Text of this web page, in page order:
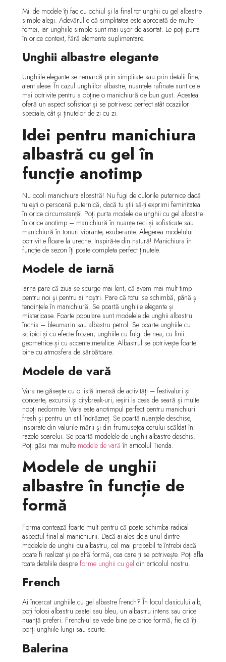
Mii de modele îți fac cu ochiul și la final tot unghii cu gel albastre
simple alegi. Adevărul e că simplitatea este apreciată de multe
femei, iar unghiile simple sunt mai ușor de asortat. Le poți purta
în orice context, fără elemente suplimentare.
Unghii albastre elegante
Unghiile elegante se remarcă prin simplitate sau prin detalii fine,
atent alese. În cazul unghiilor albastre, nuanțele rafinate sunt cele
mai potrivite pentru a obține o manichiură de bun gust. Acestea
oferă un aspect sofisticat și se potrivesc perfect atât ocaziilor
speciale, cât și ținutelor de zi cu zi.
Idei pentru manichiura
albastră cu gel în
funcție anotimp
Nu ocoli manichiura albastră! Nu fugi de culorile puternice dacă
tu ești o persoană puternică, dacă tu știi să-ți exprimi feminitatea
în orice circumstanță! Poți purta modele de unghii cu gel albastre
în orice anotimp – manichiură în nuanțe reci și sofisticate sau
manichiură în tonuri vibrante, exuberante. Alegerea modelului
potrivit e floare la ureche. Inspiră-te din natură! Manichiura în
funcție de sezon îți poate completa perfect ținutele.
Modele de iarnă
Iarna pare că ziua se scurge mai lent, că avem mai mult timp
pentru noi și pentru ai noștri. Pare că totul se schimbă, până și
tendințele în manichiură. Se poartă unghiile elegante și
misterioase. Foarte populare sunt modelele de unghii albastru
închis – bleumarin sau albastru petrol. Se poarte unghiile cu
sclipici și cu efecte frozen, unghiile cu fulgi de nea, cu linii
geometrice și cu accente metalice. Albastrul se potrivește foarte
bine cu atmosfera de sărbătoare.
Modele de vară
Vara ne găsește cu o listă imensă de activități – festivaluri și
concerte, excursii și citybreak-uri, ieșiri la ceas de seară și multe
nopți nedormite. Vara este anotimpul perfect pentru manichiuri
fresh și pentru un stil îndrăzneț. Se poartă nuanțele deschise,
inspirate din valurile mării și din frumusețea cerului scăldat în
razele soarelui. Se poartă modelele de unghii albastre deschis.
Poți găsi mai multe modele de vară în articolul Tienda.
Modele de unghii
albastre în funcție de
formă
Forma contează foarte mult pentru că poate schimba radical
aspectul final al manichiurii. Dacă ai ales deja unul dintre
modelele de unghii cu albastru, cel mai probabil te întrebi dacă
poate fi realizat și pe altă formă, cea care ți se potrivește. Poți afla
toate detaliile despreforme unghii cu gel din articolul nostru.
French
Ai încercat unghiile cu gel albastre french? În locul clasicului alb,
poți folosi albastru pastel sau bleu, un albastru intens sau orice
nuanță preferi. French-ul se vede bine pe orice formă, fie că îți
porți unghiile lungi sau scurte.
Balerina